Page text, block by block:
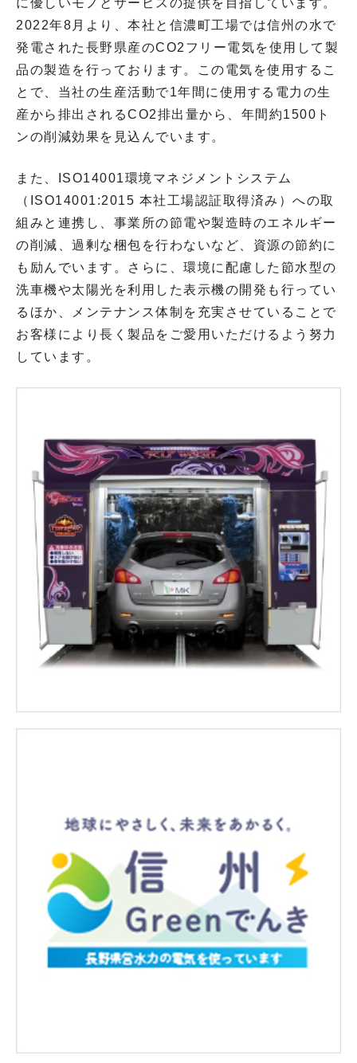
に優しいモノとサービスの提供を目指しています。
2022年8月より、本社と信濃町工場では信州の水で
発電された長野県産のCO2フリー電気を使用して製
品の製造を行っております。この電気を使用するこ
とで、当社の生産活動で1年間に使用する電力の生
産から排出されるCO2排出量から、年間約1500ト
ンの削減効果を見込んでいます。
また、ISO14001環境マネジメントシステム
（ISO14001:2015 本社工場認証取得済み）への取
組みと連携し、事業所の節電や製造時のエネルギー
の削減、過剰な梱包を行わないなど、資源の節約に
も励んでいます。さらに、環境に配慮した節水型の
洗車機や太陽光を利用した表示機の開発も行ってい
るほか、メンテナンス体制を充実させていることで
お客様により長く製品をご愛用いただけるよう努力
しています。